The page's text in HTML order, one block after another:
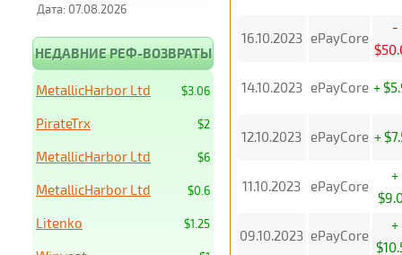
16.10.2023 ePayCore
-
14.10.2023 ePayCore +
12.10.2023 ePayCore +
11.10.2023 ePayCore
+
09.10.2023 ePayCore
+
Дата: 07.08.2026
НЕДАВНИЕ РЕФ-ВОЗВРАТЫ
$3.06
MetallicHarbor Ltd
$2
PirateTrx
$6
MetallicHarbor Ltd
$0.6
MetallicHarbor Ltd
$1.25
Litenko